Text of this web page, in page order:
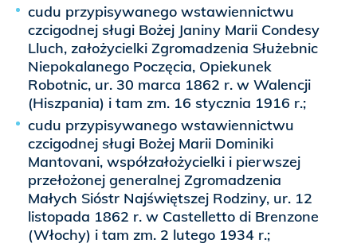
cudu przypisywanego wstawiennictwu
czcigodnej sługi Bożej Janiny Marii Condesy
Lluch, założycielki Zgromadzenia Służebnic
Niepokalanego Poczęcia, Opiekunek
Robotnic, ur. 30 marca 1862 r. w Walencji
(Hiszpania) i tam zm. 16 stycznia 1916 r.;
cudu przypisywanego wstawiennictwu
czcigodnej sługi Bożej Marii Dominiki
Mantovani, współzałożycielki i pierwszej
przełożonej generalnej Zgromadzenia
Małych Sióstr Najświętszej Rodziny, ur. 12
listopada 1862 r. w Castelletto di Brenzone
(Włochy) i tam zm. 2 lutego 1934 r.;